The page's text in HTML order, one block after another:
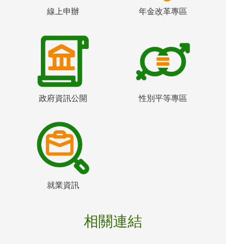
線上申辦 年金改革專區
政府資訊公開 性別平等專區
就業資訊
相關連結